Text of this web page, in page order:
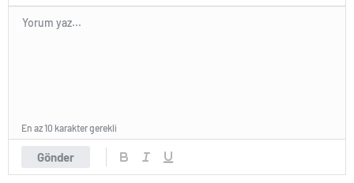
Gönder
En az 10 karakter gerekli